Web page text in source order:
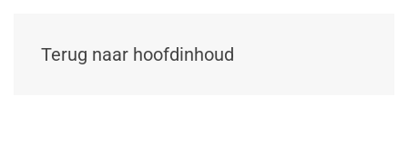
Terug naar hoofdinhoud